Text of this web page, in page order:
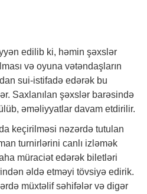
edilib ki, həmin şəxslər
və oyuna vətəndaşların
sui-istifadə edərək bu
Saxlanılan şəxslər barəsində
əməliyyatlar davam etdirilir.
keçirilməsi nəzərdə tutulan
turnirlərini canlı izləmək
müraciət edərək biletləri
əldə etməyi tövsiyə edirik.
müxtəlif səhifələr və digər